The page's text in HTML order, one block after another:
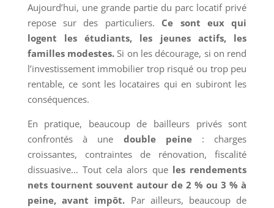
Aujourd’hui, une grande partie du parc locatif privé
repose sur des particuliers. Ce sont eux qui
logent les étudiants, les jeunes actifs, les
familles modestes. Si on les décourage, si on rend
l’investissement immobilier trop risqué ou trop peu
rentable, ce sont les locataires qui en subiront les
conséquences.
En pratique, beaucoup de bailleurs privés sont
confrontés à une double peine: charges
croissantes, contraintes de rénovation, fiscalité
dissuasive… Tout cela alors que les rendements
nets tournent souvent autour de 2 % ou 3 % à
peine, avant impôt. Par ailleurs, beaucoup de